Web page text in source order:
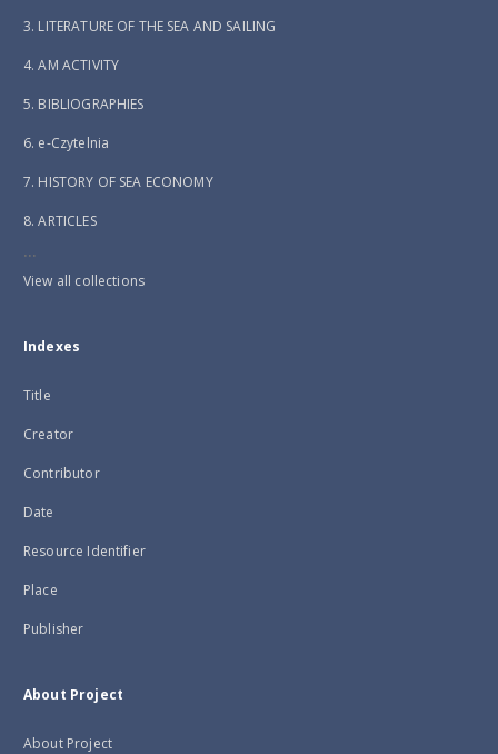
3. LITERATURE OF THE SEA AND SAILING
4. AM ACTIVITY
5. BIBLIOGRAPHIES
6. e-Czytelnia
7. HISTORY OF SEA ECONOMY
8. ARTICLES
...
View all collections
Indexes
Title
Creator
Contributor
Date
Resource Identifier
Place
Publisher
About Project
About Project